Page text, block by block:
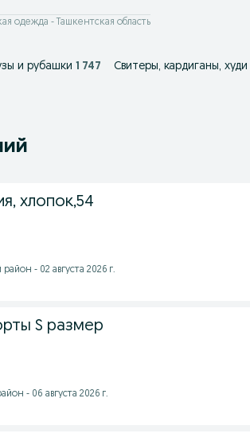
одежда - Ташкентская область
и рубашки 1 747 Свитеры, кардиганы, худи
хлопок,54
- 02 августа 2026 г.
S размер
- 06 августа 2026 г.